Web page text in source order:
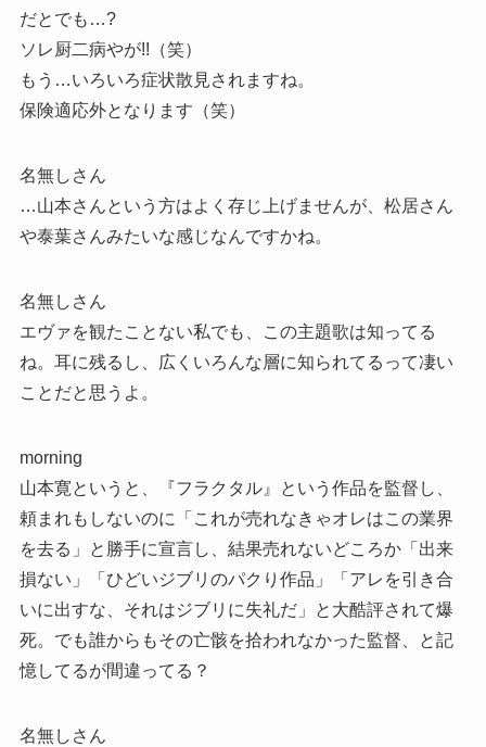
だとでも…?
ソレ厨二病やが!!（笑）
もう…いろいろ症状散見されますね。
保険適応外となります（笑）
名無しさん
…山本さんという方はよく存じ上げませんが、松居さん
や泰葉さんみたいな感じなんですかね。
名無しさん
エヴァを観たことない私でも、この主題歌は知ってる
ね。耳に残るし、広くいろんな層に知られてるって凄い
ことだと思うよ。
morning
山本寛というと、『フラクタル』という作品を監督し、
頼まれもしないのに「これが売れなきゃオレはこの業界
を去る」と勝手に宣言し、結果売れないどころか「出来
損ない」「ひどいジブリのパクり作品」「アレを引き合
いに出すな、それはジブリに失礼だ」と大酷評されて爆
死。でも誰からもその亡骸を拾われなかった監督、と記
憶してるが間違ってる？
名無しさん